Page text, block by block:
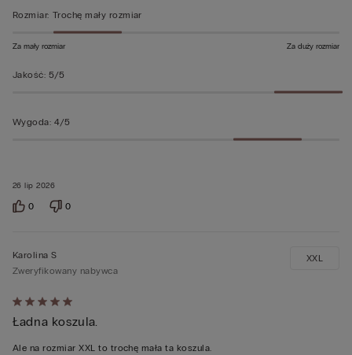
26 lip 2026
Rozmiar: Trochę mały rozmiar
Za mały rozmiar Za duży rozmiar
Jakość: 5/5
Wygoda: 4/5
0 0
Ocena
5
z
Karolina S
Zweryfikowany nabywca
Ładna koszula.
Ale na rozmiar XXL to trochę mała ta koszula.
XXL